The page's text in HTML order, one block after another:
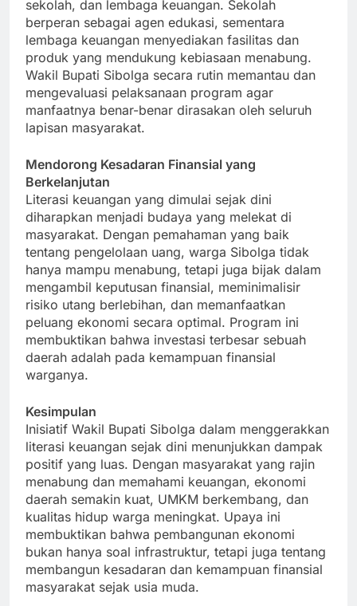
sekolah, dan lembaga keuangan. Sekolah
berperan sebagai agen edukasi, sementara
lembaga keuangan menyediakan fasilitas dan
produk yang mendukung kebiasaan menabung.
Wakil Bupati Sibolga secara rutin memantau dan
mengevaluasi pelaksanaan program agar
manfaatnya benar-benar dirasakan oleh seluruh
lapisan masyarakat.
Mendorong Kesadaran Finansial yang
Berkelanjutan
Literasi keuangan yang dimulai sejak dini
diharapkan menjadi budaya yang melekat di
masyarakat. Dengan pemahaman yang baik
tentang pengelolaan uang, warga Sibolga tidak
hanya mampu menabung, tetapi juga bijak dalam
mengambil keputusan finansial, meminimalisir
risiko utang berlebihan, dan memanfaatkan
peluang ekonomi secara optimal. Program ini
membuktikan bahwa investasi terbesar sebuah
daerah adalah pada kemampuan finansial
warganya.
Kesimpulan
Inisiatif Wakil Bupati Sibolga dalam menggerakkan
literasi keuangan sejak dini menunjukkan dampak
positif yang luas. Dengan masyarakat yang rajin
menabung dan memahami keuangan, ekonomi
daerah semakin kuat, UMKM berkembang, dan
kualitas hidup warga meningkat. Upaya ini
membuktikan bahwa pembangunan ekonomi
bukan hanya soal infrastruktur, tetapi juga tentang
membangun kesadaran dan kemampuan finansial
masyarakat sejak usia muda.